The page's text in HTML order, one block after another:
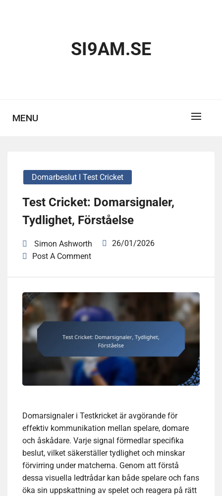
SI9AM.SE
MENU
Domarbeslut I Test Cricket
Test Cricket: Domarsignaler,
Tydlighet, Förståelse
Simon Ashworth
26/01/2026
Post A Comment
Domarsignaler i Testkricket är avgörande för
effektiv kommunikation mellan spelare, domare
och åskådare. Varje signal förmedlar specifika
beslut, vilket säkerställer tydlighet och minskar
förvirring under matcherna. Genom att förstå
dessa visuella ledtrådar kan både spelare och fans
öka sin uppskattning av spelet och reagera på rätt